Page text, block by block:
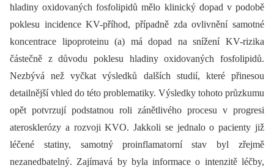
hladiny oxidovaných fosfolipidů mělo klinický dopad v podobě
poklesu incidence KV-příhod, případně zda ovlivnění samotné
koncentrace lipoproteinu (a) má dopad na snížení KV-rizika
částečně z důvodu poklesu hladiny oxidovaných fosfolipidů.
Nezbývá než vyčkat výsledků dalších studií, které přinesou
detailnější vhled do této problematiky. Výsledky tohoto průzkumu
opět potvrzují podstatnou roli zánětlivého procesu v progresi
atero­sklerózy a rozvoji KVO. Jakkoli se jednalo o pacienty již
léčené statiny, samotný proinflamatorní stav byl zřejmě
nezanedbatelný. Zajímavá by byla informace o intenzitě léčby,